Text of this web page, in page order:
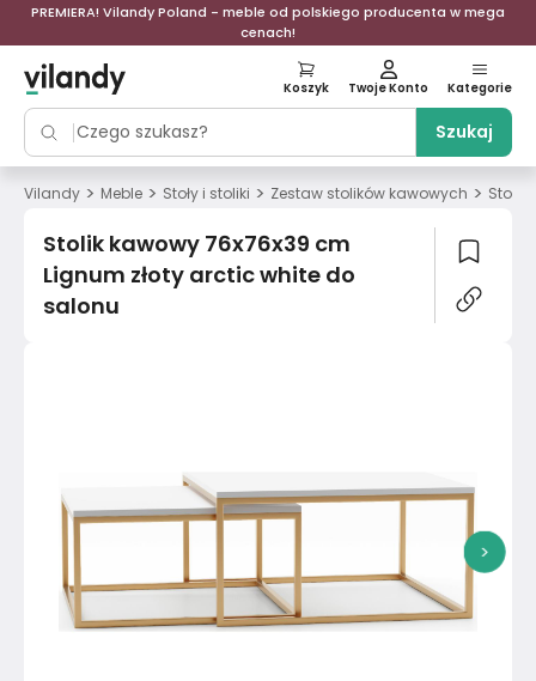
PREMIERA! Vilandy Poland - meble od polskiego producenta w mega
cenach!
Szukaj
Koszyk Twoje Konto Kategorie
Vilandy > Meble > Stoły i stoliki > Zestaw stolików kawowych > Stolik
Stolik kawowy 76x76x39 cm
Lignum złoty arctic white do
salonu
>